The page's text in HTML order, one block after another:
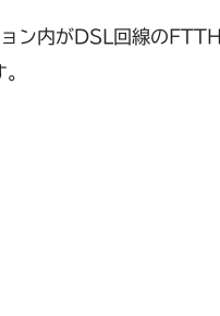
ン内がDSL回線の